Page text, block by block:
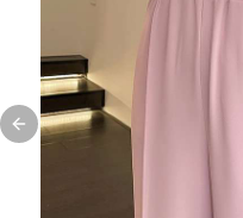
Previous slide